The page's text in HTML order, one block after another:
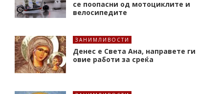
се поопасни од мотоциклите и
велосипедите
ЗАНИМЛИВОСТИ
Денес е Света Ана, направете ги
овие работи за среќа